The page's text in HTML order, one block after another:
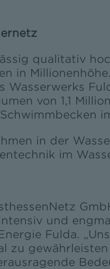
qualitativ
in
Wasserwerks
von 1,1
in der
im
und
Fulda.
zu